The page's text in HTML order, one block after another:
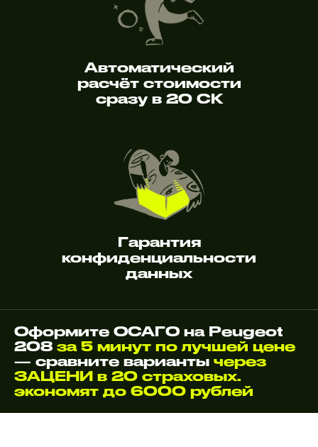
Автоматический
расчёт стоимости
сразу в 20 СК
Гарантия
конфиденциальности
данных
Оформите ОСАГО на Peugeot
208 за 5 минут по лучшей цене
— сравните варианты через
ЗАЦЕНИ в 20 страховых.
экономят до 6000 рублей